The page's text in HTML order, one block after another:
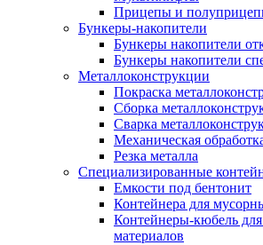
Прицепы и
Бункеры-накопители
Бункеры накопители
Бункеры накопители
Металлоконструкции
Покраска
Сборка
Сварка
Механическая
Резка металла
Специализированные
Емкости под бентонит
Контейнера для
Контейнеры-кюбель
материалов